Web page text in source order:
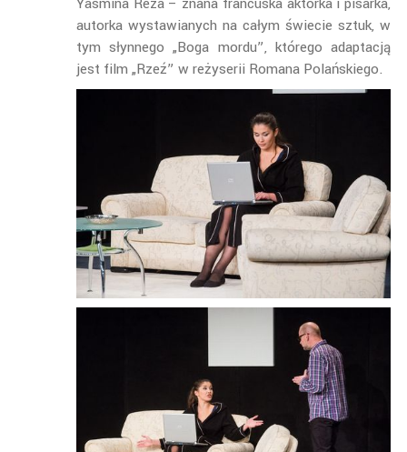
autorka wystawianych na całym świecie sztuk, w
tym słynnego „Boga mordu”, którego adaptacją
jest film „Rzeź” w reżyserii Romana Polańskiego.